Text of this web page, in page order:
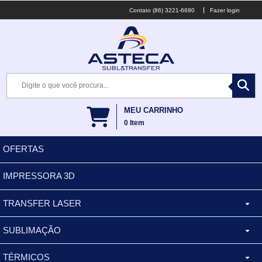
(86) 3221-6690 Fazer login
MEU CARRINHO
0 Item
OFERTAS
IMPRESSORA 3D
TRANSFER LASER
CANECA ALUMINIO
BALDES
SUBLIMAÇÃO
XÍCARA
TÉRMICOS